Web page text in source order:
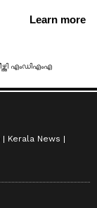
Kerala News